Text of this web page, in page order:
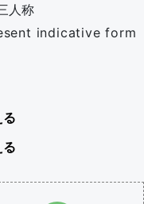
人称
indicative form
る
る